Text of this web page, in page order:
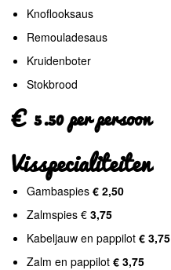
Knoflooksaus
Remouladesaus
Kruidenboter
Stokbrood
€ 5.50 per persoon
Visspecialiteiten
Gambaspies€ 2,50
Zalmspies €3,75
Kabeljauw en pappilot€ 3,75
Zalm en pappilot€ 3,75